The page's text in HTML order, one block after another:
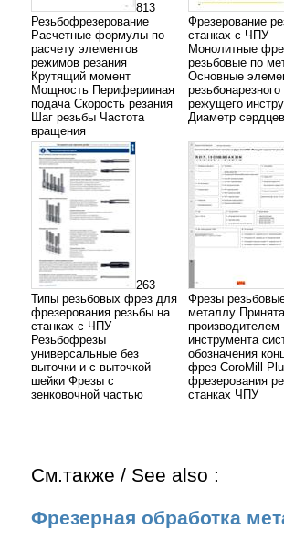
813
Резьбофрезерование
Расчетные формулы по
расчету элементов
режимов резания
Крутящий момент
Мощность Периферииная
подача Скорость резания
Шаг резьбы Частота
вращения
Фрезерование
станках с ЧПУ
Монолитные
резьбовые по
Основные
резьбонарезного
режущего
Диаметр
263
Типы резьбовых фрез для
фрезерования резьбы на
станках с ЧПУ
Резьбофрезы
универсальные без
выточки и с выточкой
шейки Фрезы с
зенковочной частью
Фрезы
металлу
производителем
инструмента
обозначения
фрез CoroMill
фрезерования
станках ЧПУ
См.также / See also :
Фрезерная обработка